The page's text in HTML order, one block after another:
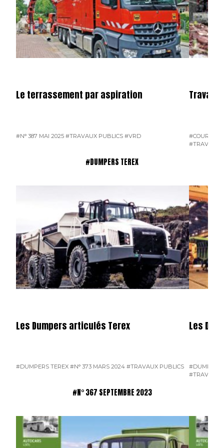
Le terrassement par aspiration
#N° 387 MAI 2025 #TRAVAUX PUBLICS #VRD
#COURRIER
#TRAVAUX
#DUMPERS TEREX
Les Dumpers articulés Terex
#DUMPERS TEREX #N° 373 MARS 2024 #TRAVAUX PUBLICS
Les
#DUMPERS
#TRAVAUX
#N° 367 SEPTEMBRE 2023